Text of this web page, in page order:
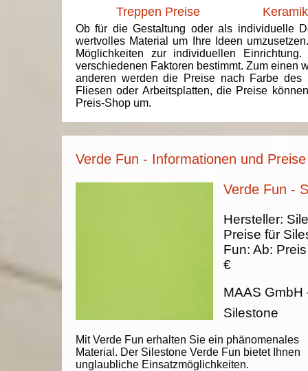
Treppen Preise
Ob für die Gestaltung oder als individuelle
wertvolles Material um Ihre Ideen
Möglichkeiten zur individuellen
verschiedenen Faktoren bestimmt. Zum einen
anderen werden die Preise nach Farbe des
Fliesen oder Arbeitsplatten, die Preise
Preis-Shop um.
Verde Fun - Informationen und Preise
Verde Fun -
Mit Verde Fun erhalten Sie ein phänomenales
Material. Der Silestone Verde Fun bietet Ihnen
unglaubliche Einsatzmöglichkeiten.
Hersteller:
Preise für
Fun: Ab:
€
MAAS GmbH
Silestone